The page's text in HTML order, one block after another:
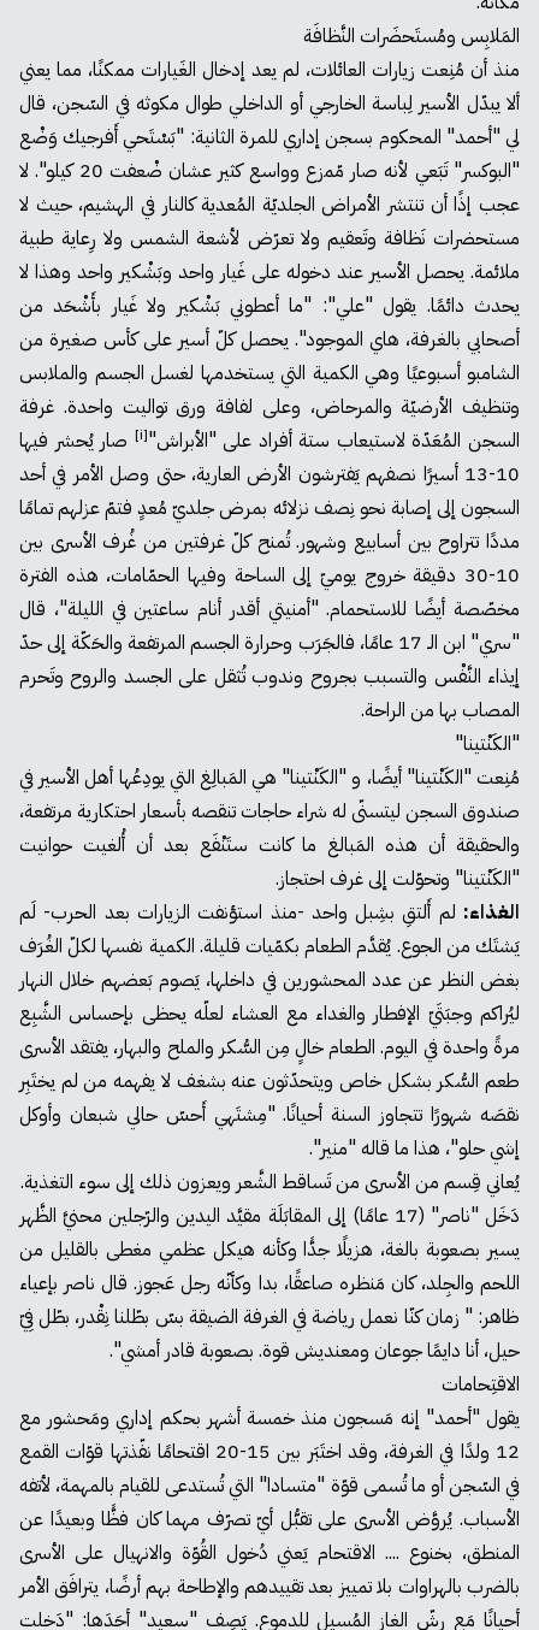
المَلابِس ومُستَحضَرات النَّظافَة
منذ أن مُنِعت زيارات العائلات، لم يعد إدخال الغَيارات ممكنًا، مما يعني
ألا يبدّل الأسير لِباسة الخارجي أو الداخلي طوال مكوثه في السّجن، قال
لي "أحمد" المحكوم بسجن إداري للمرة الثانية: "بَسْتَحي أَفرجيك وَضْع
"البوكسر" تَبَعي لأنه صار مّمزع وواسع كثير عشان ضْعفت 20 كيلو". لا
عجب إذًا أن تنتشر الأمراض الجلديّة المُعدية كالنار في الهشيم، حيث لا
مستحضرات نَظافة وتَعقيم ولا تعرّض لأشعة الشمس ولا رِعاية طبية
ملائمة. يحصل الأسير عند دخوله على غَيار واحد وبَشْكير واحد وهذا لا
يحدث دائمًا. يقول "علي": "ما أعطوني بَشْكير ولا غَيار بأَشْحَد من
أصحابي بالغرفة، هاي الموجود". يحصل كلّ أسير على كأس صغيرة من
الشامبو أسبوعيًا وهي الكمية التي يستخدمها لغسل الجسم والملابس
وتنظيف الأرضيّة والمرحاض، وعلى لفافة ورق تواليت واحدة. غرفة
السجن المُعَدّة لاستيعاب ستة أفراد على "الأبراش"[i]
صار يُحشر فيها
10-13 أسيرًا نصفهم يَفترشون الأرض العارية، حتى وصل الأمر في أحد
السجون إلى إصابة نحو نِصف نزلائه بمرض جلديّ مُعدٍ فتمّ عزلهم تمامًا
مددًا تتراوح بين أسابيع وشهور. تُمنح كلّ غرفتين من غُرف الأسرى بين
10-30 دقيقة خروج يوميّ إلى الساحة وفيها الحمّامات، هذه الفترة
مخصّصة أيضًا للاستحمام. "أمنيتي أقدر أنام ساعتين في الليلة"، قال
"سري" ابن الـ 17 عامًا، فالجَرَب وحرارة الجسم المرتفعة والحَكّة إلى حدّ
إيذاء النَّفْس والتسبب بجروح وندوب تُثقل على الجسد والروح وتَحرم
المصاب بها من الراحة.
"الكَنْتينا"
مُنِعت "الكَنْتينا" أيضًا، و "الكَنْتينا" هي المَبالِغ التي يودِعُها أهل الأسير في
صندوق السجن ليتسنّى له شراء حاجات تنقصه بأسعار احتكارية مرتفعة،
والحقيقة أن هذه المَبالغ ما كانت ستَنْفَع بعد أن أُلغيت حوانيت
"الكَنْتينا" وتحوّلت إلى غرف احتجاز.
الغذاء: لم أَلتقِ بشِبل واحد -منذ استؤنفت الزيارات بعد الحرب- لَم
يَشتَك من الجوع. يُقدَّم الطعام بكمّيات قليلة. الكمية نفسها لكلّ الغُرَف
بغض النظر عن عدد المحشورين في داخلها، يَصوم بَعضهم خلال النهار
ليُراكم وجبَتَيّ الإفطار والغداء مع العشاء لعلّه يحظى بإحساس الشَّبِع
مرةً واحدة في اليوم. الطعام خالٍ مِن السُّكر والملح والبهار، يفتقد الأسرى
طعم السُّكر بشكل خاص ويتحدّثون عنه بشغف لا يفهمه من لم يختَبِر
نقصَه شهورًا تتجاوز السنة أحيانًا. "مِشتَهي أَحسّ حالي شبعان وأوكل
إشي حلو"، هذا ما قاله "منير".
يُعاني قِسم من الأسرى من تَساقط الشَّعر ويعزون ذلك إلى سوء التغذية.
دَخَل "ناصر" (17 عامًا) إلى المقابَلَة مقيَّد اليدين والرّجلين محنيَّ الظَّهر
يسير بصعوبة بالغة، هزيلًا جدًّا وكأنه هيكل عظمي مغطى بالقليل من
اللحم والجِلد، كان مَنظره صاعقًا، بدا وكأنّه رجل عَجوز. قال ناصر بإعياء
ظاهر: " زمان كنّا نعمل رياضة في الغرفة الضيقة بسّ بطّلنا نِقْدر، بطّل فِيّ
حيل، أنا دايمًا جوعان ومعنديش قوة. بصعوبة قادر أمشي".
الاقتِحامات
يقول "أحمد" إنه مَسجون منذ خمسة أشهر بحكم إداري ومَحشور مع
12 ولدًا في الغرفة، وقد اختَبَر بين 15-20 اقتحامًا نفّذتها قوّات القمع
في السّجن أو ما تُسمى قوّة "متسادا" التي تُستدعى للقيام بالمهمة، لأتفه
الأسباب. يُروَّض الأسرى على تقبُّل أيّ تصرّف مهما كان فظًّا وبعيدًا عن
المنطق، بخنوع .... الاقتحام يَعني دُخول القُوّة والانهيال على الأسرى
بالضرب بالهراوات بلا تمييز بعد تقييدهم والإطاحة بهم أرضًا، يترافَق الأمر
أحيانًا مَع رشّ الغاز المُسيل للدموع. يَصِف "سعيد" أحَدَها: "دَخلت